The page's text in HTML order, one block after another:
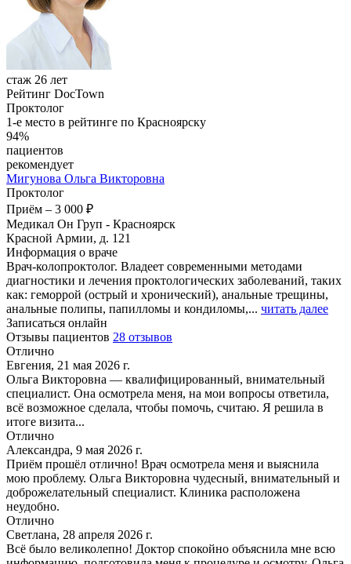
стаж 26 лет
Рейтинг DocTown
Проктолог
1-е место в рейтинге по Красноярску
94%
пациентов
рекомендует
Мигунова Ольга Викторовна
Проктолог
Приём – 3 000 ₽
Медикал Он Груп - Красноярск
Красной Армии, д. 121
Информация о враче
Врач-колопроктолог. Владеет современными методами
диагностики и лечения проктологических заболеваний, таких
как: геморрой (острый и хронический), анальные трещины,
анальные полипы, папилломы и кондиломы,... читать далее
Записаться онлайн
Отзывы пациентов 28 отзывов
Отлично
Евгения, 21 мая 2026 г.
Ольга Викторовна — квалифицированный, внимательный
специалист. Она осмотрела меня, на мои вопросы ответила,
всё возможное сделала, чтобы помочь, считаю. Я решила в
итоге визита...
Отлично
Александра, 9 мая 2026 г.
Приём прошёл отлично! Врач осмотрела меня и выяснила
мою проблему. Ольга Викторовна чудесный, внимательный и
доброжелательный специалист. Клиника расположена
неудобно.
Отлично
Светлана, 28 апреля 2026 г.
Всё было великолепно! Доктор спокойно объяснила мне всю